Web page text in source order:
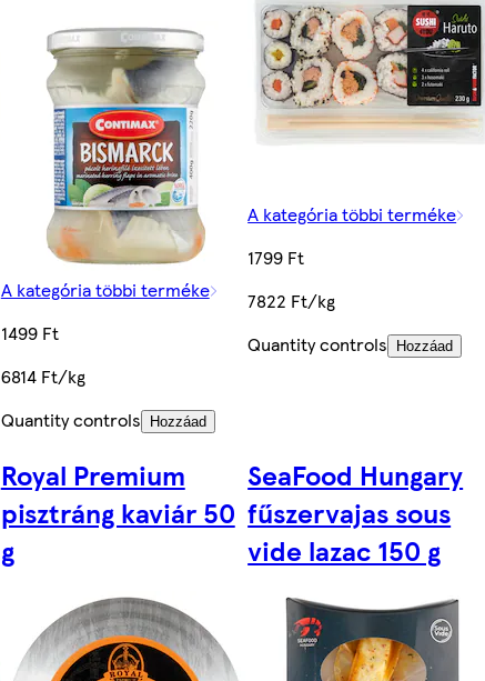
A kategória többi terméke
1499 Ft
6814 Ft/kg
Quantity controls
Hozzáad
A kategória többi terméke
1799 Ft
7822 Ft/kg
Quantity controls
Hozzáad
Royal Premium
pisztráng kaviár 50
g
SeaFood Hungary
fűszervajas sous
vide lazac 150 g